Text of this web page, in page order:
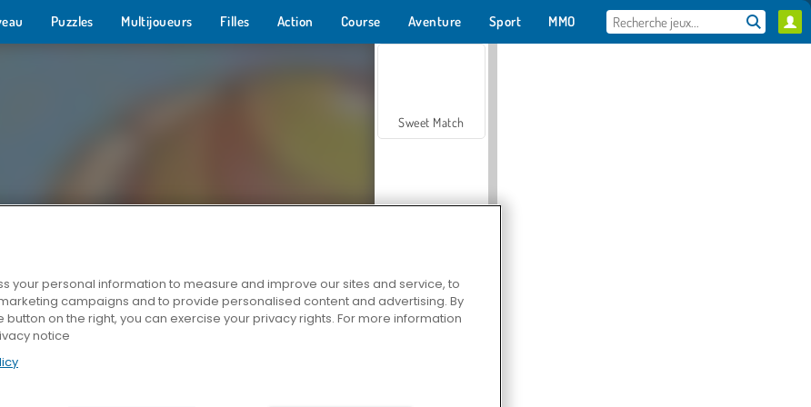
Puzzles Multijoueurs Filles Action Course Aventure Sport MMO
Sweet Match
Zen Solitaire
your personal information to measure and improve our sites and service, to
campaigns and to provide personalised content and advertising. By
button on the right, you can exercise your privacy rights. For more information
notice